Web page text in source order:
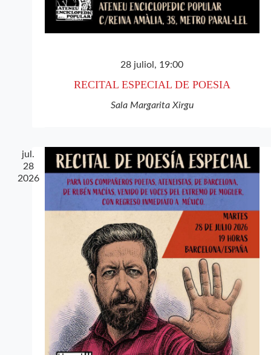
28 juliol, 19:00
RECITAL ESPECIAL DE POESIA
Sala Margarita Xirgu
jul.
28
2026